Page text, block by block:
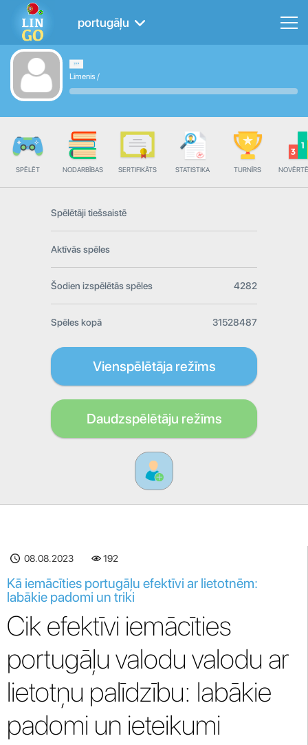
portugāļu
Līmenis /
SPĒLĒT NODARBĪBAS SERTIFIKĀTS STATISTIKA TURNĪRS
Spēlētāji tiešsaistē
Aktīvās spēles
Šodien izspēlētās spēles 4282
Spēles kopā 31528487
Vienspēlētāja režīms
Daudzspēlētāju režīms
08.08.2023 192
Kā iemācīties portugāļu efektīvi ar lietotnēm:
labākie padomi un triki
Cik efektīvi iemācīties
portugāļu valodu valodu ar
lietotņu palīdzību: labākie
padomi un ieteikumi